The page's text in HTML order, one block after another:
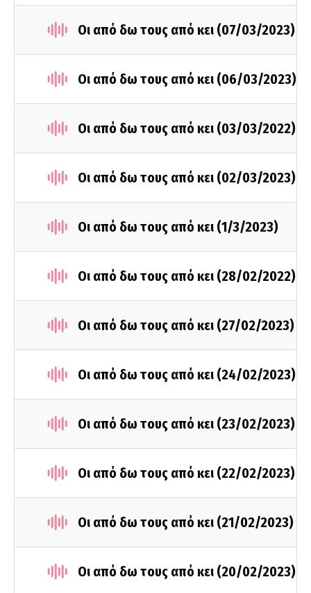
Οι από δω τους από κει (07/03/2023)
Οι από δω τους από κει (06/03/2023)
Οι από δω τους από κει (03/03/2022)
Οι από δω τους από κει (02/03/2023)
Οι από δω τους από κει (1/3/2023)
Οι από δω τους από κει (28/02/2022)
Οι από δω τους από κει (27/02/2023)
Οι από δω τους από κει (24/02/2023)
Οι από δω τους από κει (23/02/2023)
Οι από δω τους από κει (22/02/2023)
Οι από δω τους από κει (21/02/2023)
Οι από δω τους από κει (20/02/2023)